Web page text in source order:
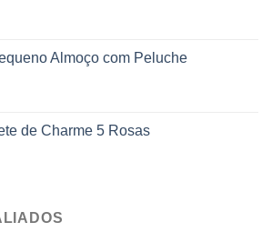
Almoço com Peluche
de Charme 5 Rosas